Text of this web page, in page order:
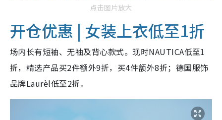
点击图片放大
开仓优惠 | 女装上衣低至1折
场内长有短袖、无袖及背心款式。现时NAUTICA低至1
折，精选产品买2件额外9折，买4件额外8折；德国服饰
品牌Laurèl低至2折。